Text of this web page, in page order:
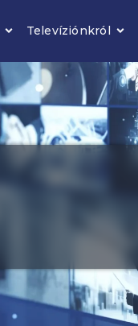
Televíziónkról